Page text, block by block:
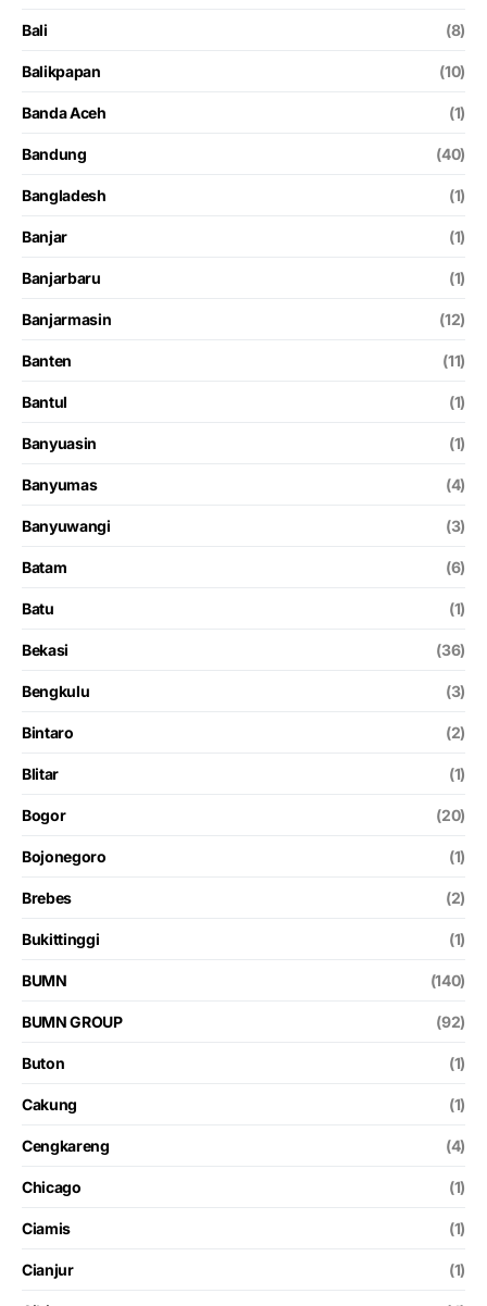
Bali (8)
Balikpapan (10)
Banda Aceh (1)
Bandung (40)
Bangladesh (1)
Banjar (1)
Banjarbaru (1)
Banjarmasin (12)
Banten (11)
Bantul (1)
Banyuasin (1)
Banyumas (4)
Banyuwangi (3)
Batam (6)
Batu (1)
Bekasi (36)
Bengkulu (3)
Bintaro (2)
Blitar (1)
Bogor (20)
Bojonegoro (1)
Brebes (2)
Bukittinggi (1)
BUMN (140)
BUMN GROUP (92)
Buton (1)
Cakung (1)
Cengkareng (4)
Chicago (1)
Ciamis (1)
Cianjur (1)